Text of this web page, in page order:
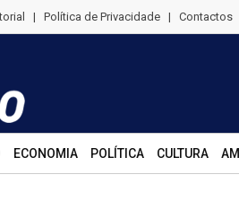
| Política de Privacidade | Contactos
ECONOMIA POLÍTICA CULTURA